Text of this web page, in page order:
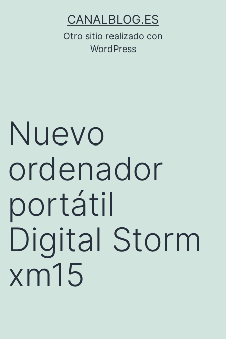
CANALBLOG.ES
Otro sitio realizado con
WordPress
Nuevo
ordenador
portátil
Digital Storm
xm15